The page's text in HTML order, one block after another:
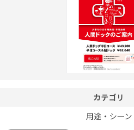
カテゴリ
用途・シーン